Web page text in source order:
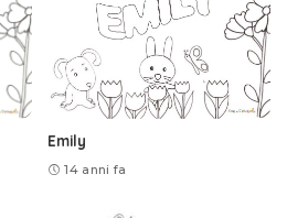
Emily
14 anni fa